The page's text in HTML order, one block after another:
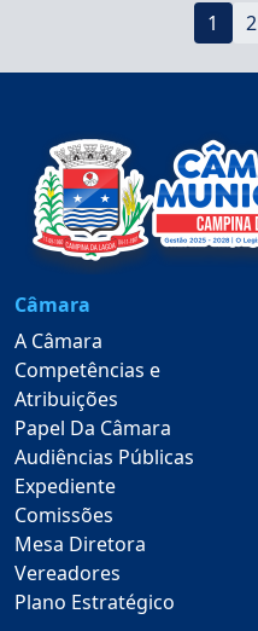
1 2
Câmara
A Câmara
Competências e
Atribuições
Papel Da Câmara
Audiências Públicas
Expediente
Comissões
Mesa Diretora
Vereadores
Plano Estratégico